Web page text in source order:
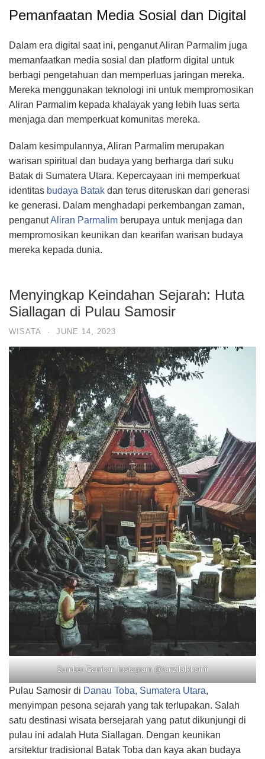
Pemanfaatan Media Sosial dan Digital
Dalam era digital saat ini, penganut Aliran Parmalim juga
memanfaatkan media sosial dan platform digital untuk
berbagi pengetahuan dan memperluas jaringan mereka.
Mereka menggunakan teknologi ini untuk mempromosikan
Aliran Parmalim kepada khalayak yang lebih luas serta
menjaga dan memperkuat komunitas mereka.
Dalam kesimpulannya, Aliran Parmalim merupakan
warisan spiritual dan budaya yang berharga dari suku
Batak di Sumatera Utara. Kepercayaan ini memperkuat
identitas budaya Batak dan terus diteruskan dari generasi
ke generasi. Dalam menghadapi perkembangan zaman,
penganutAliran Parmalim berupaya untuk menjaga dan
mempromosikan keunikan dan kearifan warisan budaya
mereka kepada dunia.
Menyingkap Keindahan Sejarah: Huta
Siallagan di Pulau Samosir
WISATA · JUNE 14, 2023
Sumber Gambar: Instagram @tanzilalkhairiii
Pulau Samosir di Danau Toba, Sumatera Utara,
menyimpan pesona sejarah yang tak terlupakan. Salah
satu destinasi wisata bersejarah yang patut dikunjungi di
pulau ini adalah Huta Siallagan. Dengan keunikan
arsitektur tradisional Batak Toba dan kaya akan budaya